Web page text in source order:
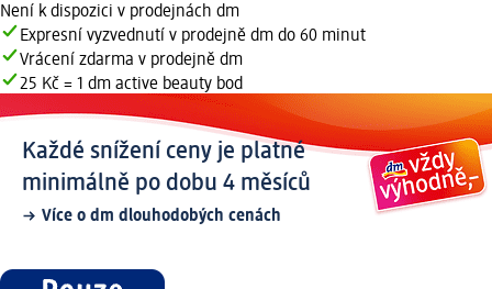
Není k dispozici v prodejnách dm
Expresní vyzvednutí v prodejně dm do 60 minut
Vrácení zdarma v prodejně dm
25 Kč = 1 dm active beauty bod
Každé snížení ceny je platné
minimálně po dobu 4 měsíců
Více o dm dlouhodobých cenách